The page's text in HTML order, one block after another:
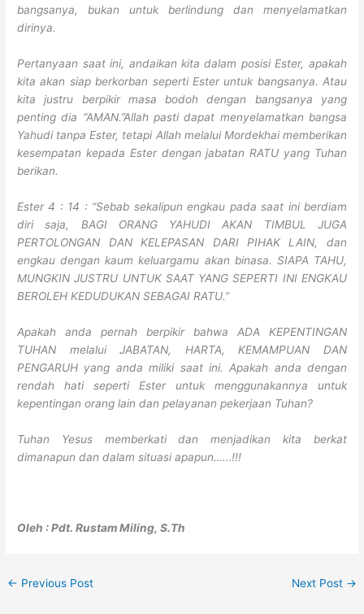
bangsanya, bukan untuk berlindung dan menyelamatkan
dirinya.
Pertanyaan saat ini, andaikan kita dalam posisi Ester, apakah
kita akan siap berkorban seperti Ester untuk bangsanya. Atau
kita justru berpikir masa bodoh dengan bangsanya yang
penting dia “AMAN.”Allah pasti dapat menyelamatkan bangsa
Yahudi tanpa Ester, tetapi Allah melalui Mordekhai memberikan
kesempatan kepada Ester dengan jabatan RATU yang Tuhan
berikan.
Ester 4 : 14 : “Sebab sekalipun engkau pada saat ini berdiam
diri saja, BAGI ORANG YAHUDI AKAN TIMBUL JUGA
PERTOLONGAN DAN KELEPASAN DARI PIHAK LAIN, dan
engkau dengan kaum keluargamu akan binasa. SIAPA TAHU,
MUNGKIN JUSTRU UNTUK SAAT YANG SEPERTI INI ENGKAU
BEROLEH KEDUDUKAN SEBAGAI RATU.”
Apakah anda pernah berpikir bahwa ADA KEPENTINGAN
TUHAN melalui JABATAN, HARTA, KEMAMPUAN DAN
PENGARUH yang anda miliki saat ini. Apakah anda dengan
rendah hati seperti Ester untuk menggunakannya untuk
kepentingan orang lain dan pelayanan pekerjaan Tuhan?
Tuhan Yesus memberkati dan menjadikan kita berkat
dimanapun dan dalam situasi apapun……!!!
Oleh : Pdt. Rustam Miling, S.Th
← Previous Post Next Post →